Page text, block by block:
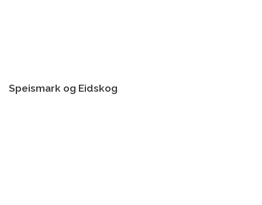
Speismark og Eidskog